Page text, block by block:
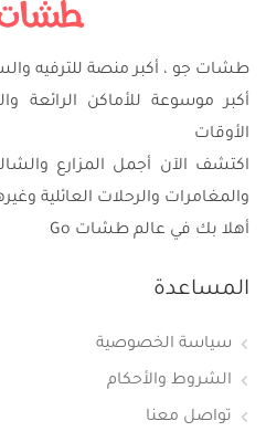
طشات جو ، أكبر منصة للترفيه
أكبر موسوعة للأماكن الرائعة
الأوقات
اكتشف الآن أجمل المزارع
والمغامرات والرحلات العائلية
أهلا بك في عالم طشات Go
المساعدة
سياسة الخصوصية
الشروط والأحكام
تواصل معنا